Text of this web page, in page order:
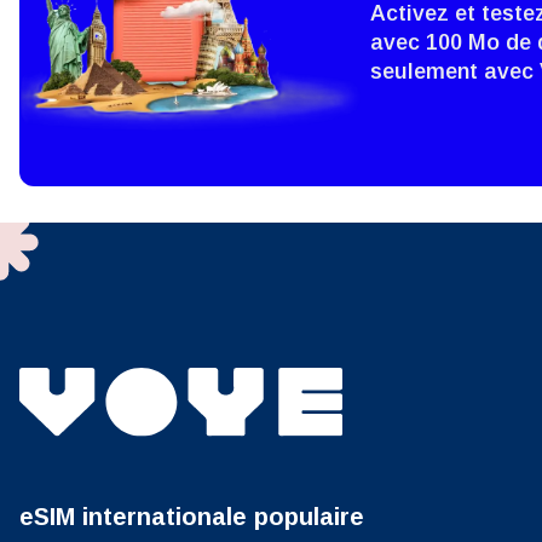
How
To
of
Activez et
avec 100 Mo
seulement avec
eSIM internationale populaire